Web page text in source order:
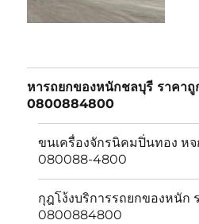
หารถยกของหนักชลบุรี ราคาถู
0800884800
ขนเครื่องจักรนิคมปิ่นทอง ห
080088-4800
กุฎโง้งบริการรถยกของหนัก
0800884800